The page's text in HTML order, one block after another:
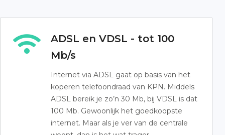
ADSL en VDSL - tot 100
Mb/s
Internet via ADSL gaat op basis van het
koperen telefoondraad van KPN. Middels
ADSL bereik je zo’n 30 Mb, bij VDSL is dat
100 Mb. Gewoonlijk het goedkoopste
internet. Maar als je ver van de centrale